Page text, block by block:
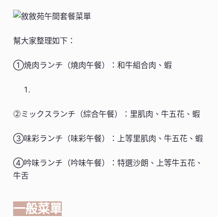
幫大家整理如下：
①焼肉ランチ（燒肉午餐）：和牛組合肉、蝦
⓶ミックスランチ（綜合午餐）：里肌肉、牛五花、蝦
③味彩ランチ（味彩午餐）：上等里肌肉、牛五花、蝦
④吟味ランチ（吟味午餐）：特選沙朗、上等牛五花、
牛舌
一般菜單